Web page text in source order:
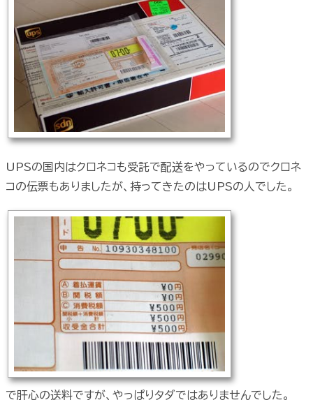
UPSの国内はクロネコも受託で配送をやっているのでクロネ
コの伝票もありましたが、持ってきたのはUPSの人でした。
で肝心の送料ですが、やっぱりタダではありませんでした。